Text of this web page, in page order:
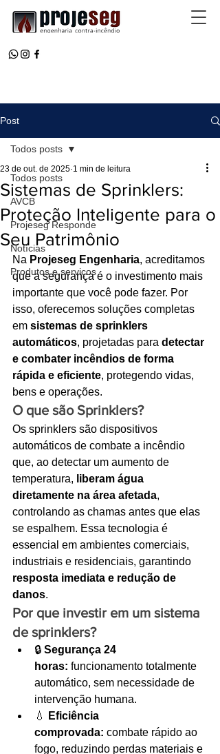
Ligações de 8h as 17h
WhatsApp de 8h as 12h
Siga nosso facebook
E também nosso instagram
Post
Todos posts
AVCB
Projeseg Responde
Notícias
Produtos e serviços
Todos posts
Sistemas de Sprinklers:
Proteção Inteligente para o
Seu Patrimônio
23 de out. de 2025 1 min de leitura
Na Projeseg Engenharia, acreditamos
que a segurança é o investimento mais
importante que você pode fazer. Por
isso, oferecemos soluções completas
em sistemas de sprinklers
automáticos, projetadas para detectar
e combater incêndios de forma
rápida e eficiente, protegendo vidas,
bens e operações.
O que são Sprinklers?
Os sprinklers são dispositivos
automáticos de combate a incêndio
que, ao detectar um aumento de
temperatura, liberam água
diretamente na área afetada,
controlando as chamas antes que elas
se espalhem. Essa tecnologia é
essencial em ambientes comerciais,
industriais e residenciais, garantindo
resposta imediata e redução de
danos.
Por que investir em um sistema
de sprinklers?
🔒 Segurança 24
horas: funcionamento totalmente
automático, sem necessidade de
intervenção humana.
💧
Eficiência
comprovada: combate rápido ao
fogo, reduzindo perdas materiais e